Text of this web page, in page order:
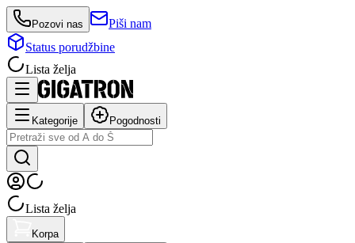
Pozovi nas
Piši nam
Status porudžbine
Lista želja
Kategorije Pogodnosti
Lista želja
Korpa